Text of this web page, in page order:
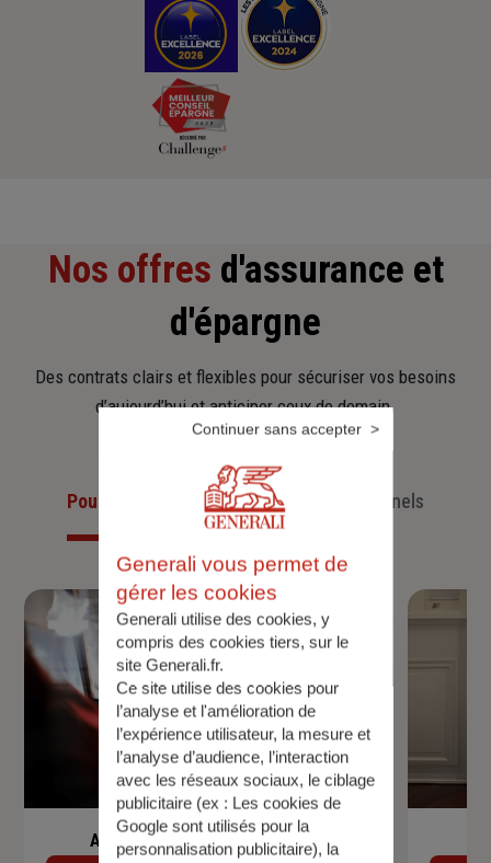
Nos offres d'assurance et
d'épargne
Des contrats clairs et flexibles pour sécuriser vos besoins
d’aujourd’hui et anticiper ceux de demain.
Pour les particuliersPour les professionnels
Assurance de prêt immobilier
Generali vous permet de
gérer les cookies
Generali utilise des cookies, y
compris des cookies tiers, sur le
site Generali.fr.
Ce site utilise des cookies pour
l’analyse et l'amélioration de
l’expérience utilisateur, la mesure et
l’analyse d’audience, l’interaction
avec les réseaux sociaux, le ciblage
publicitaire (ex : Les cookies de
Google sont utilisés pour la
personnalisation publicitaire), la
Continuer sans accepter